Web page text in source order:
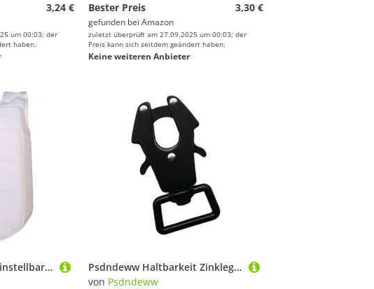
3,24 €
um 00:03; der
haben.
Bester Preis
3,30 €
gefunden bei Amazon
zuletzt überprüft am 27.09.2025 um 00:03; der
Preis kann sich seitdem geändert haben.
Keine weiteren Anbieter
Karate Brustschutz Einstellbar Kampfsport Kickboxen Oberkörper Brustschutz Taekwondo Weste für Teenager 6-12 Sparring
Psdndeww Haltbarkeit Zinklegierungen Haustierclip Mit 360 Grad Schwebungen Breakaway Proof Rotierender Clip Zum Wandercamping Schwere Leinen Leinen Schwebungen
von Psdndeww